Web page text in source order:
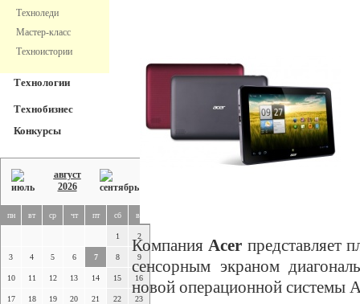
Техноледи
Мастер-класс
Техноистории
Технологии
Технобизнес
Конкурсы
август
2026
пн вт ср чт пт сб вс
1 2
3 4 5 6 7 8 9
10 11 12 13 14 15 16
17 18 19 20 21 22 23
КомпанияAcer представляет
сенсорным экраном
новой операционной системы